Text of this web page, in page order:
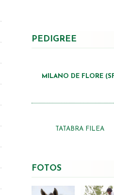
PEDIGREE
MILANO DE FLORE
TATABRA FILEA
FOTOS